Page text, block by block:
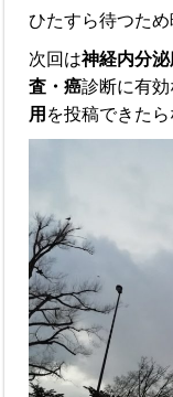
ひたすら待つた
次回は神経内分
査・癌診断に有効
用 を投稿でき